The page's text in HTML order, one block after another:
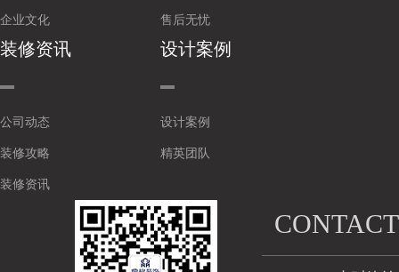
企业文化 售后无忧
装修资讯
公司动态
装修攻略
装修资讯
设计案例
设计案例
精英团队
CONTACT